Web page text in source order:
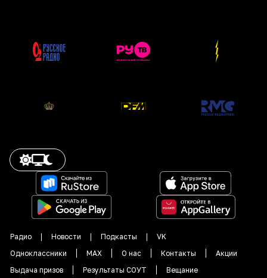
Радио Новости Подкасты
VK
Одноклассники
MAX О нас Контакты
Акции
Выдача призов
Результаты СОУТ Вещание